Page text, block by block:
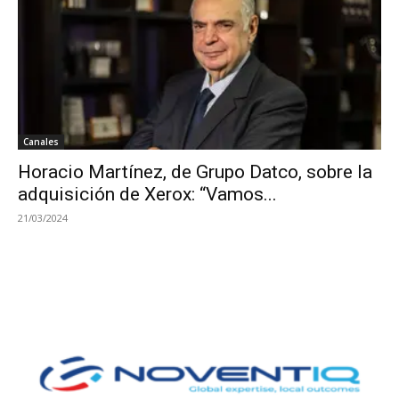
Canales
Horacio Martínez, de Grupo Datco, sobre la
adquisición de Xerox: “Vamos...
21/03/2024